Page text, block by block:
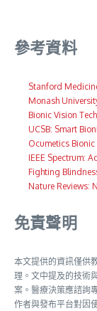
參考資料
Stanford
Monash
Bionic Vision
UCSB: Smart
Ocumetics Bionic
IEEE Spectrum:
Fighting
Nature Reviews:
免責聲明
本文提供的資訊僅供
理。文中提及的技術
案。醫療決策應諮詢
作者與發布平台對因